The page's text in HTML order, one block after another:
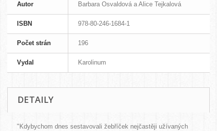
Autor Barbara Osvaldová a Alice Tejkalová
ISBN 978-80-246-1684-1
Počet strán 196
Vydal Karolinum
DETAILY
"Kdybychom dnes sestavovali žebříček nejčastěji užívaných